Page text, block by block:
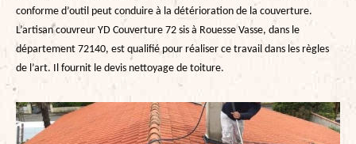
conforme d’outil peut conduire à la détérioration de la couverture.
L’artisan couvreur YD Couverture 72 sis à Rouesse Vasse, dans le
département 72140, est qualifié pour réaliser ce travail dans les règles
de l’art. Il fournit le devis nettoyage de toiture.